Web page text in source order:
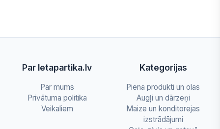
Par letapartika.lv
Par mums
Privātuma politika
Veikaliem
Kategorijas
Piena produkti un olas
Augļi un dārzeņi
Maize un konditorejas
izstrādājumi